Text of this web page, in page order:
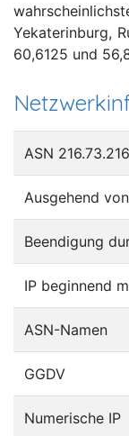
Yekaterinburg,
60,6125 und
ASN
Ausgehend
Beendigung
IP beginnend
ASN-Namen
GGDV
Numerische IP